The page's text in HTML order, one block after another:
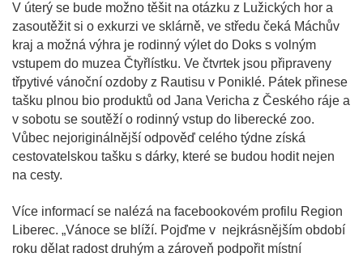
V úterý se bude možno těšit na otázku z Lužických hor a
zasoutěžit si o exkurzi ve sklárně, ve středu čeká Máchův
kraj a možná výhra je rodinný výlet do Doks s volným
vstupem do muzea Čtyřlístku. Ve čtvrtek jsou připraveny
třpytivé vánoční ozdoby z Rautisu v Poniklé. Pátek přinese
tašku plnou bio produktů od Jana Vericha z Českého ráje a
v sobotu se soutěží o rodinný vstup do liberecké zoo.
Vůbec nejoriginálnější odpověď celého týdne získá
cestovatelskou tašku s dárky, které se budou hodit nejen
na cesty.
Více informací se nalézá na facebookovém profilu Region
Liberec. „Vánoce se blíží. Pojďme v nejkrásnějším období
roku dělat radost druhým a zároveň podpořit místní